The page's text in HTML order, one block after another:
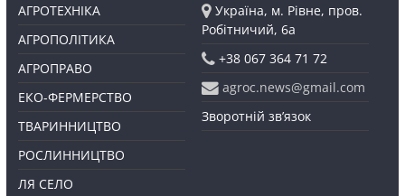
АГРОТЕХНІКА
АГРОПОЛІТИКА
АГРОПРАВО
ЕКО-ФЕРМЕРСТВО
ТВАРИННИЦТВО
РОСЛИННИЦТВО
ЛЯ СЕЛО
Україна, м. Рівне, пров.
Робітничий, 6а
+38 067 364 71 72
agroc.news@gmail.com
Зворотній зв’язок